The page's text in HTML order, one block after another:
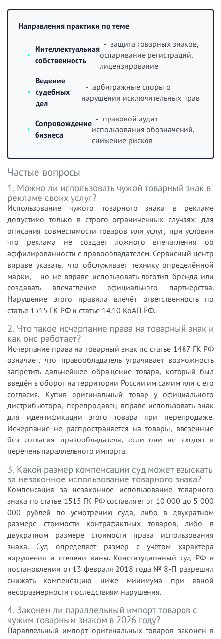
Направления практики по теме
Интеллектуальная
собственность
- защита товарных знаков,
оспаривание регистраций,
лицензирование
Ведение
судебных
дел
- арбитражные споры о
нарушении исключительных прав
Сопровождение
бизнеса
- правовой аудит
использования обозначений,
снижение рисков
Частые вопросы
1. Можно ли использовать чужой товарный знак в
рекламе своих услуг?
Использование чужого товарного знака в рекламе
допустимо только в строго ограниченных случаях: для
описания совместимости товаров или услуг, при условии
что реклама не создаёт ложного впечатления об
аффилированности с правообладателем. Сервисный центр
вправе указать, что обслуживает технику определённой
марки, - но не вправе использовать логотип бренда или
создавать впечатление официального партнёрства.
Нарушение этого правила влечёт ответственность по
статье 1515 ГК РФ и статье 14.10 КоАП РФ.
2. Что такое исчерпание права на товарный знак и
как оно работает?
Исчерпание права на товарный знак по статье 1487 ГК РФ
означает, что правообладатель утрачивает возможность
запретить дальнейшее обращение товара, который был
введён в оборот на территории России им самим или с его
согласия. Купив оригинальный товар у официального
дистрибьютора, перепродавец вправе использовать знак
для идентификации этого товара при перепродаже.
Исчерпание не распространяется на товары, ввезённые
без согласия правообладателя, если они не входят в
перечень параллельного импорта.
3. Какой размер компенсации суд может взыскать
за незаконное использование товарного знака?
Компенсация за незаконное использование товарного
знака по статье 1515 ГК РФ составляет от 10 000 до 5 000
000 рублей по усмотрению суда, либо в двукратном
размере стоимости контрафактных товаров, либо в
двукратном размере стоимости права использования
знака. Суд определяет размер с учётом характера
нарушения и степени вины. Конституционный суд РФ в
постановлении от 13 февраля 2018 года № 8-П разрешил
снижать компенсацию ниже минимума при явной
несоразмерности последствиям нарушения.
4. Законен ли параллельный импорт товаров с
чужим товарным знаком в 2026 году?
Параллельный импорт оригинальных товаров законен в